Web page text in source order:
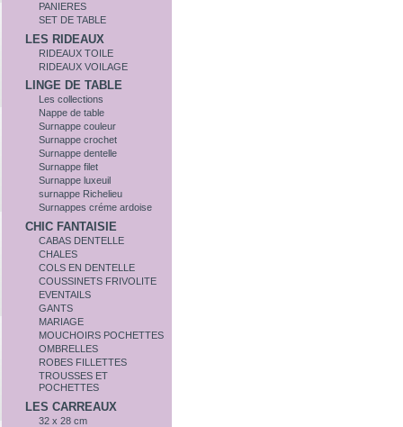
PANIERES
SET DE TABLE
LES RIDEAUX
RIDEAUX TOILE
RIDEAUX VOILAGE
LINGE DE TABLE
Les collections
Nappe de table
Surnappe couleur
Surnappe crochet
Surnappe dentelle
Surnappe filet
Surnappe luxeuil
surnappe Richelieu
Surnappes créme ardoise
CHIC FANTAISIE
CABAS DENTELLE
CHALES
COLS EN DENTELLE
COUSSINETS FRIVOLITE
EVENTAILS
GANTS
MARIAGE
MOUCHOIRS POCHETTES
OMBRELLES
ROBES FILLETTES
TROUSSES ET
POCHETTES
LES CARREAUX
32 x 28 cm